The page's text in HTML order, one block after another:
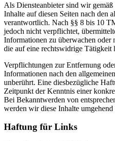
Als Diensteanbieter sind wir
Inhalte auf diesen Seiten nach den
verantwortlich. Nach §§ 8 bis 10
jedoch nicht verpflichtet,
Informationen zu überwachen oder
die auf eine rechtswidrige Tätigkeit
Verpflichtungen zur Entfernung
Informationen nach den
unberührt. Eine diesbezügliche
Zeitpunkt der Kenntnis einer
Bei Bekanntwerden von
werden wir diese Inhalte umgehend
Haftung für Links